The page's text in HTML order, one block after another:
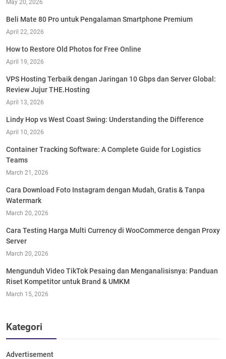
May 20, 2026
Beli Mate 80 Pro untuk Pengalaman Smartphone Premium
April 22, 2026
How to Restore Old Photos for Free Online
April 19, 2026
VPS Hosting Terbaik dengan Jaringan 10 Gbps dan Server Global:
Review Jujur THE.Hosting
April 13, 2026
Lindy Hop vs West Coast Swing: Understanding the Difference
April 10, 2026
Container Tracking Software: A Complete Guide for Logistics
Teams
March 21, 2026
Cara Download Foto Instagram dengan Mudah, Gratis & Tanpa
Watermark
March 20, 2026
Cara Testing Harga Multi Currency di WooCommerce dengan Proxy
Server
March 20, 2026
Mengunduh Video TikTok Pesaing dan Menganalisisnya: Panduan
Riset Kompetitor untuk Brand & UMKM
March 15, 2026
Kategori
Advertisement